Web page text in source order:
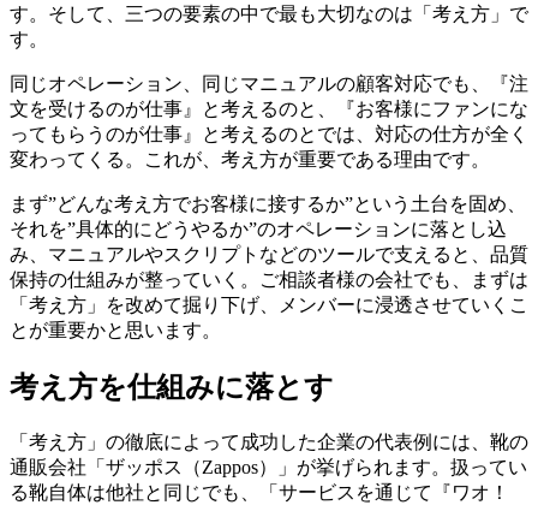
す。そして、三つの要素の中で最も大切なのは「考え方」で
す。
同じオペレーション、同じマニュアルの顧客対応でも、『注
文を受けるのが仕事』と考えるのと、『お客様にファンにな
ってもらうのが仕事』と考えるのとでは、対応の仕方が全く
変わってくる。これが、考え方が重要である理由です。
まず”どんな考え方でお客様に接するか”という土台を固め、
それを”具体的にどうやるか”のオペレーションに落とし込
み、マニュアルやスクリプトなどのツールで支えると、品質
保持の仕組みが整っていく。ご相談者様の会社でも、まずは
「考え方」を改めて掘り下げ、メンバーに浸透させていくこ
とが重要かと思います。
考え方を仕組みに落とす
「考え方」の徹底によって成功した企業の代表例には、靴の
通販会社「ザッポス（Zappos）」が挙げられます。扱ってい
る靴自体は他社と同じでも、「サービスを通じて『ワオ！